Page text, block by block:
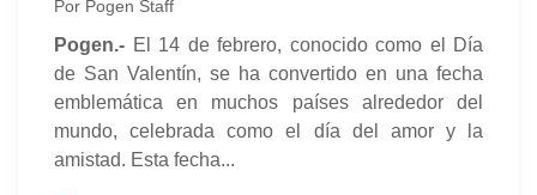
Por Pogen Staff
Pogen.- El 14 de febrero, conocido como el Día
de San Valentín, se ha convertido en una fecha
emblemática en muchos países alrededor del
mundo, celebrada como el día del amor y la
amistad. Esta fecha...